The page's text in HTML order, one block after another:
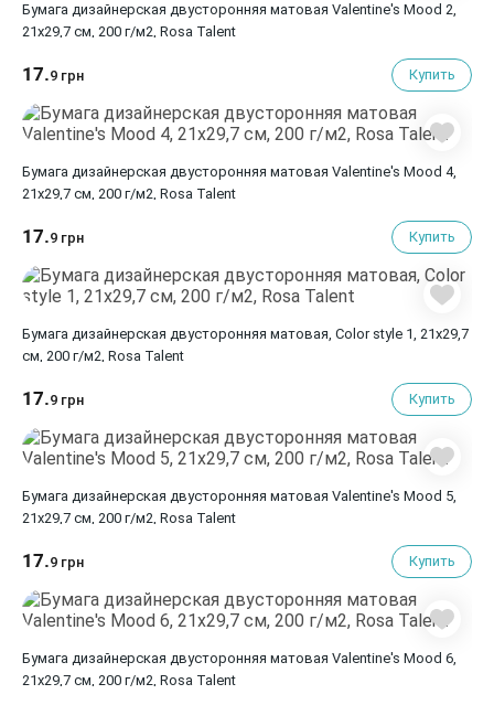
Бумага дизайнерская двусторонняя матовая Valentine's Mood 2,
21х29,7 см, 200 г/м2, Rosa Talent
17.9 грн Купить
Бумага дизайнерская двусторонняя матовая Valentine's Mood 4,
21х29,7 см, 200 г/м2, Rosa Talent
17.9 грн Купить
Бумага дизайнерская двусторонняя матовая, Color style 1, 21х29,7
см, 200 г/м2, Rosa Talent
17.9 грн Купить
Бумага дизайнерская двусторонняя матовая Valentine's Mood 5,
21х29,7 см, 200 г/м2, Rosa Talent
17.9 грн Купить
Бумага дизайнерская двусторонняя матовая Valentine's Mood 6,
21х29,7 см, 200 г/м2, Rosa Talent